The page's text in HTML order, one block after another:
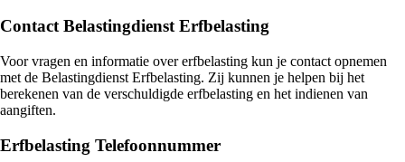
Contact Belastingdienst Erfbelasting
Voor vragen en informatie over erfbelasting kun je contact opnemen
met de Belastingdienst Erfbelasting. Zij kunnen je helpen bij het
berekenen van de verschuldigde erfbelasting en het indienen van
aangiften.
Erfbelasting Telefoonnummer